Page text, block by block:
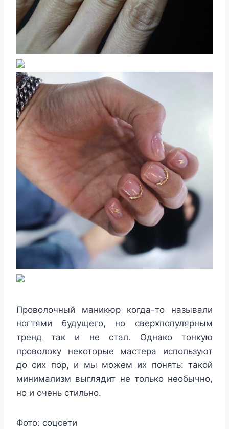
Проволочный маникюр когда-то называли
ногтями будущего, но сверхпопулярным
тренд так и не стал. Однако тонкую
проволоку некоторые мастера используют
до сих пор, и мы можем их понять: такой
минимализм выглядит не только необычно,
но и очень стильно.
Фото: соцсети